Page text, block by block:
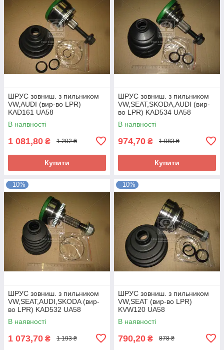
ШРУС зовниш. з пильником
VW,AUDI (вир-во LPR)
KAD161 UA58
В наявності
1 081,80 ₴ 1 202 ₴
Купити
ШРУС зовниш. з пильником
VW,SEAT,SKODA,AUDI (вир-
во LPR) KAD534 UA58
В наявності
974,70 ₴ 1 083 ₴
Купити
–10%
ШРУС зовниш. з пильником
VW,SEAT,AUDI,SKODA (вир-
во LPR) KAD532 UA58
В наявності
1 073,70 ₴ 1 193 ₴
–10%
ШРУС зовниш. з пильником
VW,SEAT (вир-во LPR)
KVW120 UA58
В наявності
790,20 ₴ 878 ₴